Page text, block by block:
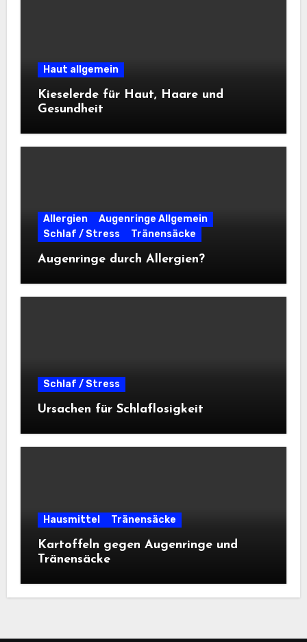
Haut allgemein
Kieselerde für Haut, Haare und
Gesundheit
Allergien
Augenringe Allgemein
Schlaf / Stress
Tränensäcke
Augenringe durch Allergien?
Schlaf / Stress
Ursachen für Schlaflosigkeit
Hausmittel Tränensäcke
Kartoffeln gegen Augenringe und
Tränensäcke